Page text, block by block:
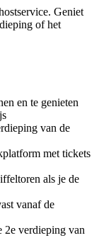
Geniet
of het
en te genieten
van de
met tickets
als je de
vanaf de
2e verdieping van